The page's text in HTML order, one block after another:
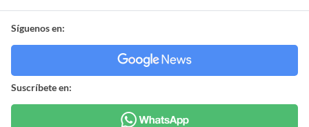
Síguenos en:
Suscríbete en: